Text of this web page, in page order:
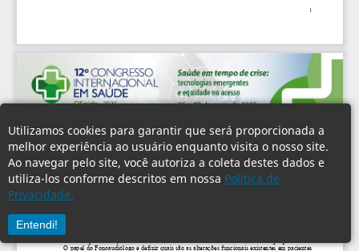
Utilizamos cookies para garantir que será proporcionada a
melhor experiência ao usuário enquanto visita o nosso site.
Ao navegar pelo site, você autoriza a coleta destes dados e
utiliza-los conforme descritos em nossa Política de
Privacidade.
Entendi!